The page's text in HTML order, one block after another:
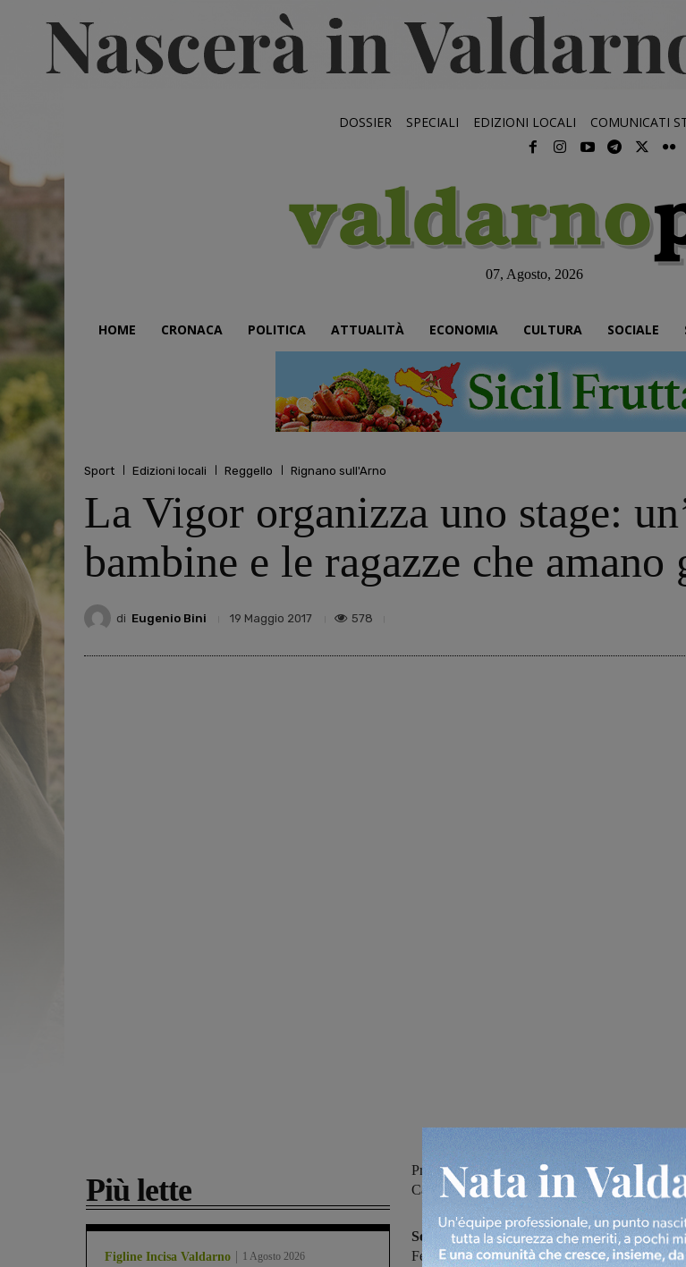
DOSSIER SPECIALI EDIZIONI LOCALI COMUNICATI
07, Agosto, 2026
HOME CRONACA POLITICA ATTUALITÀ ECONOMIA CULTURA SOCIALE
Sport Edizioni locali Reggello Rignano sull'Arno
La Vigor organizza uno stage:
bambine e le ragazze che amano
di Eugenio Bini 19 Maggio 2017 578
Più lette
Figline Incisa Valdarno 1 Agosto 2026
Prove gratuite tutti i giorni dal 22 al 27 maggio
Campo Sportivo del Montanino (Reggello).
Sei giorni per provare a giocare a calcio.La
Femminile ha deciso di organizzare uno stage